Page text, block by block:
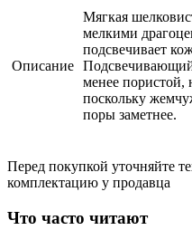
Описание
Мягкая
мелкими
подсвечивает
Подсвечивающий
менее пористой,
поскольку
поры заметнее.
Перед покупкой уточняйте
комплектацию у продавца
Что часто читают